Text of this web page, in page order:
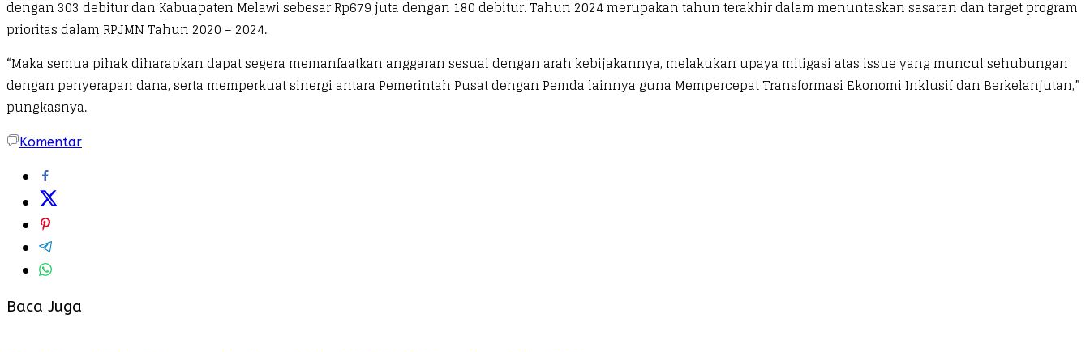
dengan 303 debitur dan Kabuapaten Melawi sebesar Rp679 juta dengan 180 debitur. Tahun 2024 merupakan tahun terakhir dalam menuntaskan sasaran dan target program
prioritas dalam RPJMN Tahun 2020 – 2024.
“Maka semua pihak diharapkan dapat segera memanfaatkan anggaran sesuai dengan arah kebijakannya, melakukan upaya mitigasi atas issue yang muncul sehubungan
dengan penyerapan dana, serta memperkuat sinergi antara Pemerintah Pusat dengan Pemda lainnya guna Mempercepat Transformasi Ekonomi Inklusif dan Berkelanjutan,”
pungkasnya.
Komentar
Baca Juga